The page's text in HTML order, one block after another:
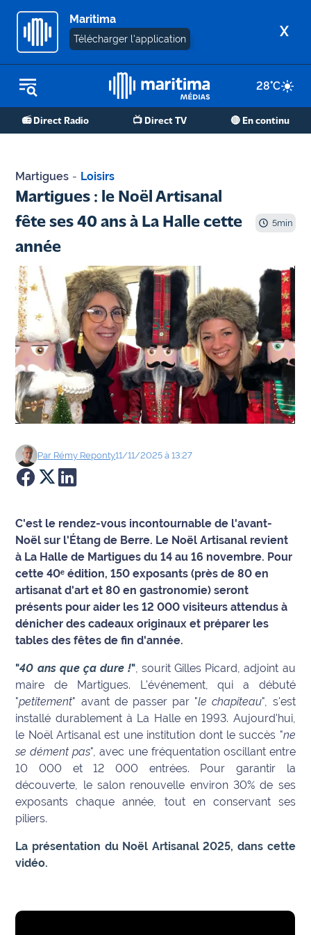
Maritima
Télécharger l'application X
28°C
📻 Direct Radio 📺 Direct TV 🔴 En continu
REPLAY RADIO
REPLAY TV
Martigues
- Etang
de Berre
Marseille
- Aix
OM
Agenda
Faits
divers
Sports
Société
Culture
Économie
Éducation
Emploi
Environnement
Info
route
Justice
Météo
Politique
Santé
Social
Martigues - Loisirs
Martigues : le Noël Artisanal
fête ses 40 ans à La Halle cette
année
5min
Par Rémy Reponty11/11/2025 à 13:27
C'est le rendez-vous incontournable de l'avant-
Noël sur l'Étang de Berre. Le Noël Artisanal revient
à La Halle de Martigues du 14 au 16 novembre. Pour
cette 40ᵉ édition, 150 exposants (près de 80 en
artisanat d'art et 80 en gastronomie) seront
présents pour aider les 12 000 visiteurs attendus à
dénicher des cadeaux originaux et préparer les
tables des fêtes de fin d'année.
"40 ans que ça dure !" , sourit Gilles Picard, adjoint au
maire de Martigues. L'événement, qui a débuté
"petitement" avant de passer par "le chapiteau", s'est
installé durablement à La Halle en 1993. Aujourd'hui,
le Noël Artisanal est une institution dont le succès "ne
se dément pas", avec une fréquentation oscillant entre
10 000 et 12 000 entrées. Pour garantir la
découverte, le salon renouvelle environ 30% de ses
exposants chaque année, tout en conservant ses
piliers.
La présentation du Noël Artisanal 2025, dans cette
vidéo.